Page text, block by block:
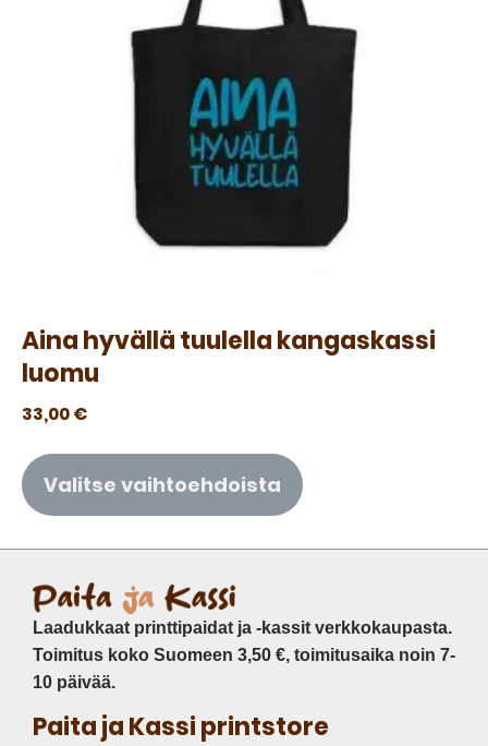
Aina hyvällä tuulella kangaskassi
luomu
33,00€
Valitse vaihtoehdoista
Laadukkaat printtipaidat ja -kassit verkkokaupasta.
Toimitus koko Suomeen 3,50 €, toimitusaika noin 7-
10 päivää.
Paita ja Kassi printstore